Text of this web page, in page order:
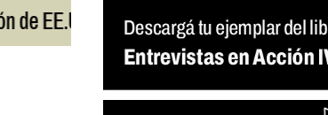
en Neuquén | Miguel Díaz-Canel: